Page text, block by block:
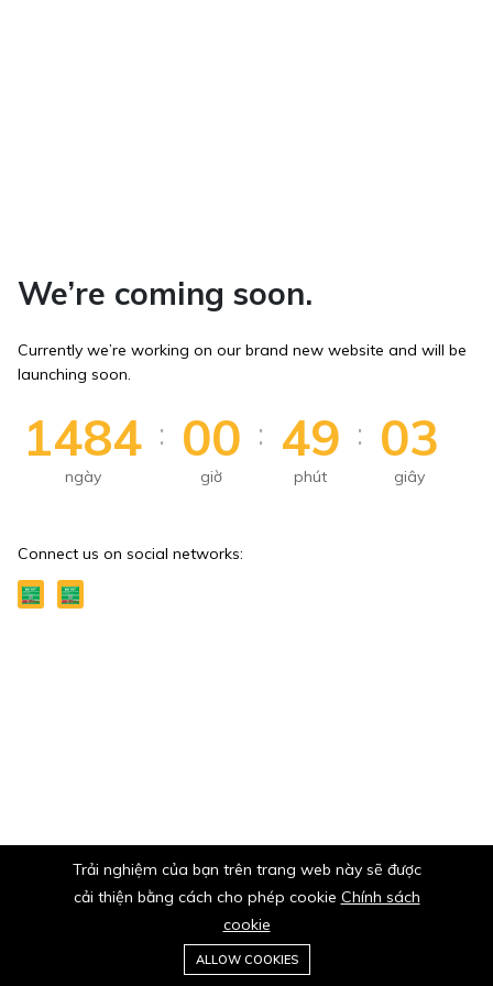
We’re coming soon.
Currently we’re working on our brand new website and will be
launching soon.
1484
ngày
: 00
giờ
: 49
phút
: 03
giây
Connect us on social networks:
Trải nghiệm của bạn trên trang web này sẽ được
cải thiện bằng cách cho phép cookie Chính sách
cookie
ALLOW COOKIES